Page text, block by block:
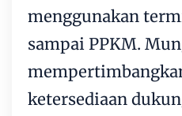
menggunakan
sampai PPKM.
ketersediaan